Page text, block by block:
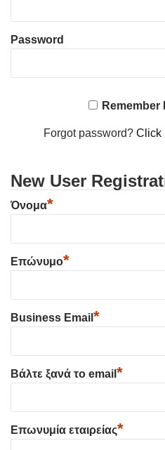
Password
Remember
Forgot password?Click
New User
Όνομα*
Επώνυμο*
Business Email *
Βάλτε ξανά το email *
Επωνυμία εταιρείας*